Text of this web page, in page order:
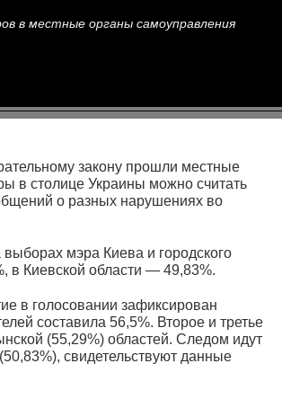
в местные органы самоуправления
закону прошли местные
в столице Украины можно считать
о разных нарушениях во
мэра Киева и городского
в Киевской области — 49,83%.
в голосовании зафиксирован
составила 56,5%. Второе и третье
(55,29%) областей. Следом идут
свидетельствуют данные